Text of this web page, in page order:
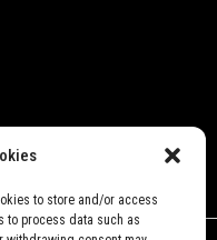
to store and/or access
to process data such as